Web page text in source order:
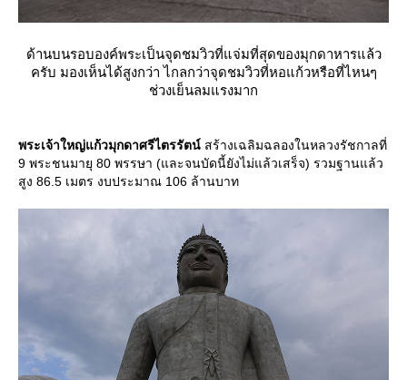
ด้านบนรอบองค์พระเป็นจุดชมวิวที่แจ่มที่สุดของมุกดาหารแล้ว
ครับ มองเห็นได้สูงกว่า ไกลกว่าจุดชมวิวที่หอแก้วหรือที่ไหนๆ
ช่วงเย็นลมแรงมาก
พระเจ้าใหญ่แก้วมุกดาศรีไตรรัตน์ สร้างเฉลิมฉลองในหลวงรัชกาลที่
9 พระชนมายุ 80 พรรษา (และจนบัดนี้ยังไม่แล้วเสร็จ) รวมฐานแล้ว
สูง 86.5 เมตร งบประมาณ 106 ล้านบาท